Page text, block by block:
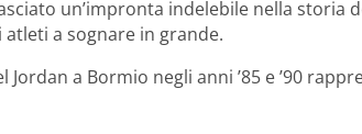
un’impronta indelebile nella storia
a sognare in grande.
Jordan a Bormio negli anni ’85 e ’90